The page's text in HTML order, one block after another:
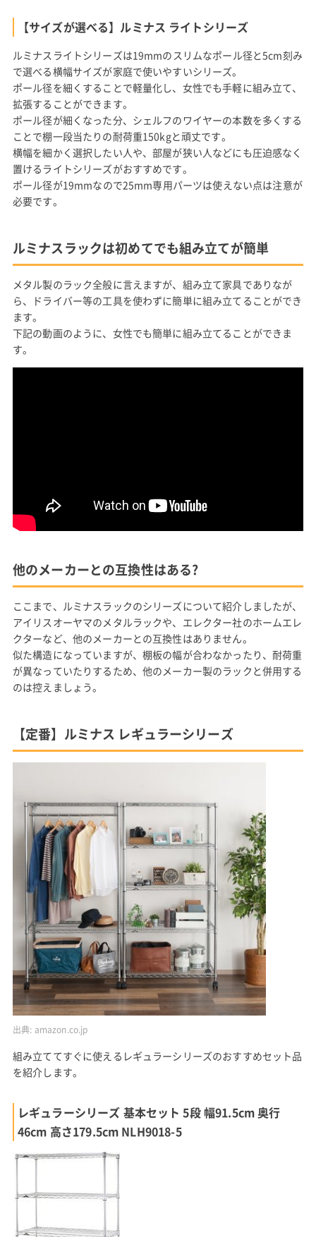
【サイズが選べる】ルミナス ライトシリーズ
ルミナスライトシリーズは19mmのスリムなポール径と5cm刻み
で選べる横幅サイズが家庭で使いやすいシリーズ。
ポール径を細くすることで軽量化し、女性でも手軽に組み立て、
拡張することができます。
ポール径が細くなった分、シェルフのワイヤーの本数を多くする
ことで棚一段当たりの耐荷重150kgと頑丈です。
横幅を細かく選択したい人や、部屋が狭い人などにも圧迫感なく
置けるライトシリーズがおすすめです。
ポール径が19mmなので25mm専用パーツは使えない点は注意が
必要です。
ルミナスラックは初めてでも組み立てが簡単
メタル製のラック全般に言えますが、組み立て家具でありなが
ら、ドライバー等の工具を使わずに簡単に組み立てることができ
ます。
下記の動画のように、女性でも簡単に組み立てることができま
す。
他のメーカーとの互換性はある?
ここまで、ルミナスラックのシリーズについて紹介しましたが、
アイリスオーヤマのメタルラックや、エレクター社のホームエレ
クターなど、他のメーカーとの互換性はありません。
似た構造になっていますが、棚板の幅が合わなかったり、耐荷重
が異なっていたりするため、他のメーカー製のラックと併用する
のは控えましょう。
【定番】ルミナス レギュラーシリーズ
出典: amazon.co.jp
組み立ててすぐに使えるレギュラーシリーズのおすすめセット品
を紹介します。
レギュラーシリーズ 基本セット 5段 幅91.5cm 奥行
46cm 高さ179.5cm NLH9018-5